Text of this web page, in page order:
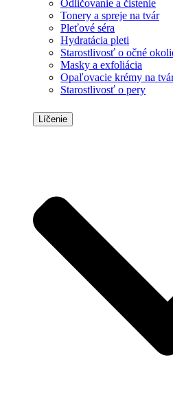
Odličovanie a čistenie
Tonery a spreje na tvár
Pleťové séra
Hydratácia pleti
Starostlivosť o očné
Masky a exfoliácia
Opaľovacie krémy na
Starostlivosť o pery
Líčenie